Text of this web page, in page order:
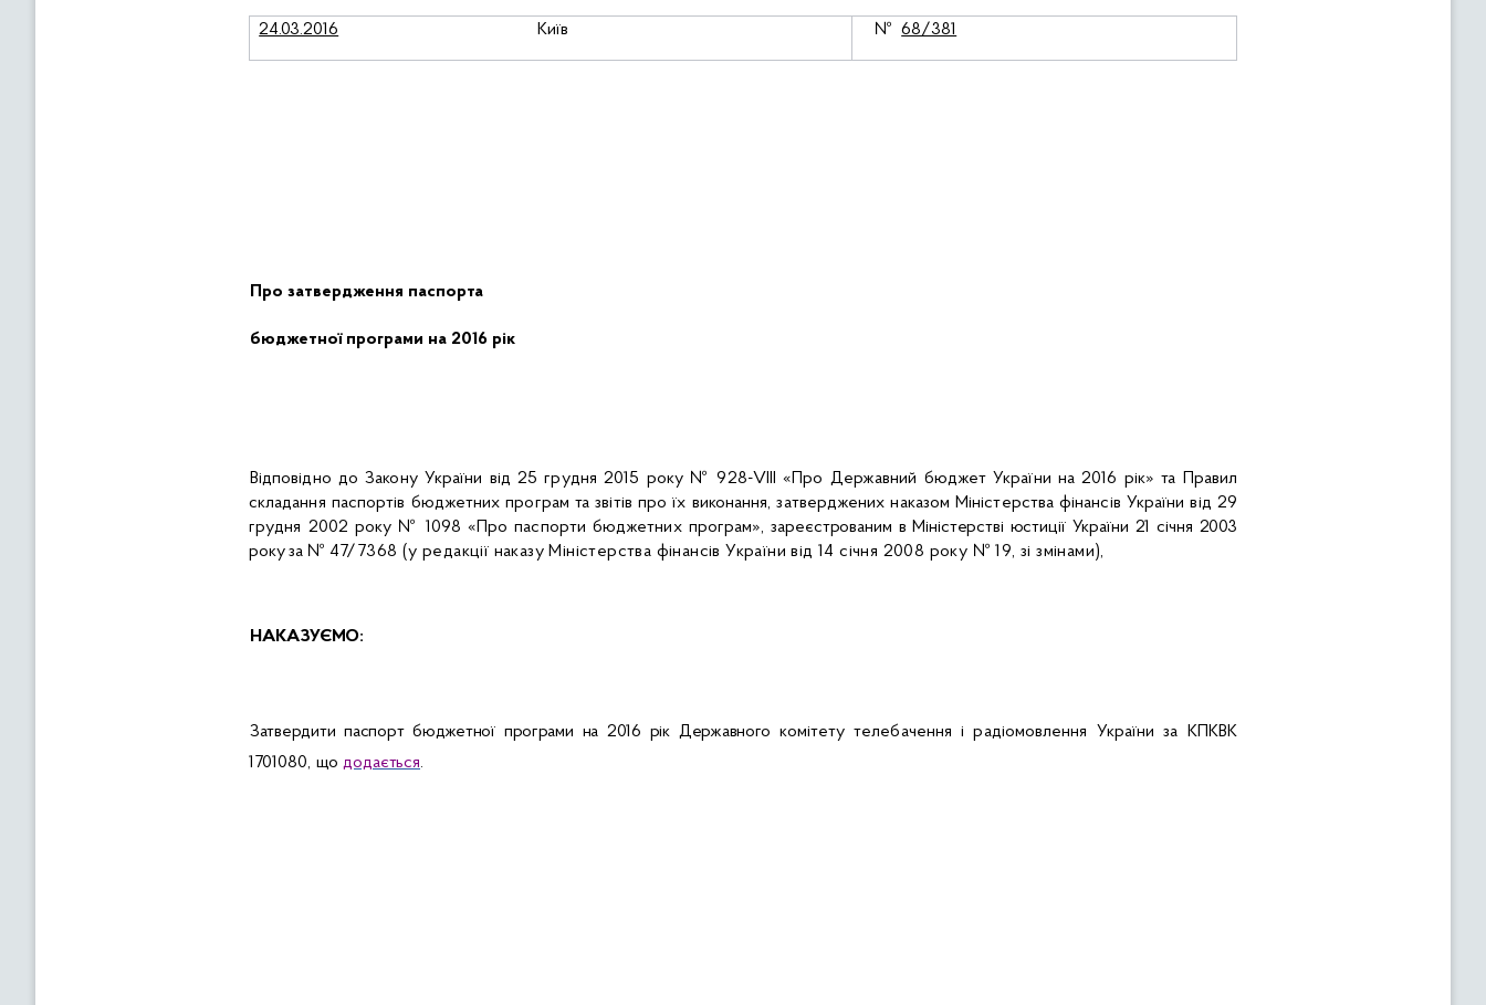
24.03.2016 Київ №68/381
Про затвердження паспорта
бюджетної програми на 2016 рік
Відповідно до Закону України від 25 грудня 2015 року № 928-VIII«Про Державний бюджет України на 2016 рік» та Правил
складання паспортів бюджетних програм та звітів про їх виконання, затверджених наказом Міністерства фінансів України від 29
грудня 2002 року № 1098 «Про паспорти бюджетних програм»,зареєстрованим в Міністерстві юстиції України 21 січня 2003
року за № 47/7368 (у редакції наказу Міністерства фінансів України від 14 січня 2008 року № 19, зі змінами),
НАКАЗУЄМО:
Затвердити паспорт бюджетної програми на 2016 рік Державного комітету телебачення і радіомовлення України за КПКВК
1701080, щододається.